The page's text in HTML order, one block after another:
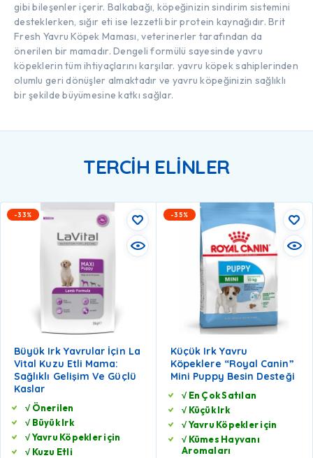
gibi bileşenler içerir. Balkabağı, köpeğinizin sindirim sistemini
desteklerken, sığır eti ise lezzetli bir protein kaynağıdır. Brit
Fresh Yavru Köpek Maması, veterinerler tarafından da
önerilen bir mamadır. Dengeli formülü sayesinde yavru
köpeklerin tüm ihtiyaçlarını karşılar. yavru köpek sahiplerinden
olumlu geri dönüşler almaktadır ve yavru köpeğinizin sağlıklı
bir şekilde büyümesine katkı sağlar.
TERCİH ELİNLER
-33%
Büyük Irk Yavrular İçin La
Vital Kuzu Etli Mama:
Sağlıklı Gelişim Ve Güçlü
Kaslar
√ Önerilen
√ Büyük Irk
√ Yavru Köpekler için
√ Kuzu Etli
-35%
Küçük Irk Yavru
Köpeklere “Royal Canin”
Mini Puppy Besin Desteği
√ En Çok Satılan
√ Küçük Irk
√ Yavru Köpekler için
√ Kümes Hayvanı
Aromaları